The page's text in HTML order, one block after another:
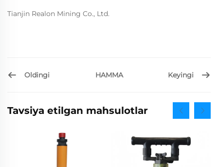
Tianjin Realon Mining Co., Ltd.
Oldingi HAMMA Keyingi
Tavsiya etilgan mahsulotlar